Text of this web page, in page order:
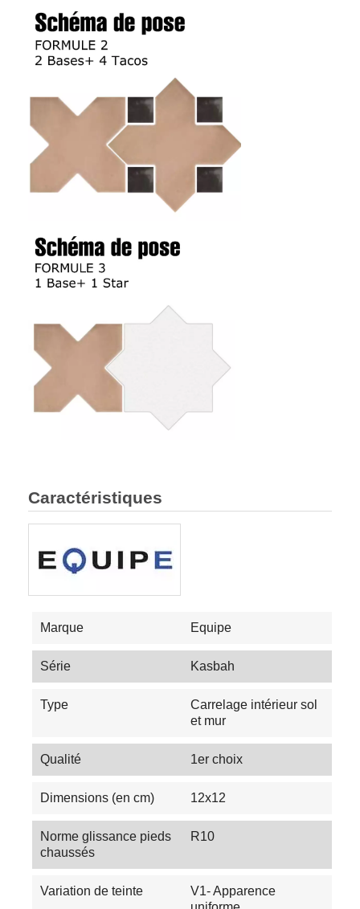
Caractéristiques
Marque Equipe
Série Kasbah
Type
Carrelage intérieur sol
et mur
Qualité 1er choix
Dimensions (en cm) 12x12
Norme glissance pieds
chaussés
R10
Variation de teinte
V1- Apparence